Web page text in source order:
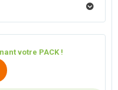
votre PACK !